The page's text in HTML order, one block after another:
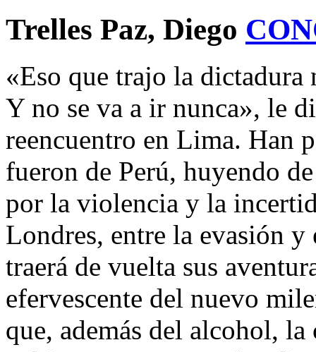
Trelles Paz, Diego
«Eso que trajo la dictadura
Y no se va a ir nunca», le
reencuentro en Lima. Han
fueron de Perú, huyendo
por la violencia y la
Londres, entre la evasión y
traerá de vuelta sus
efervescente del nuevo
que, además del alcohol,